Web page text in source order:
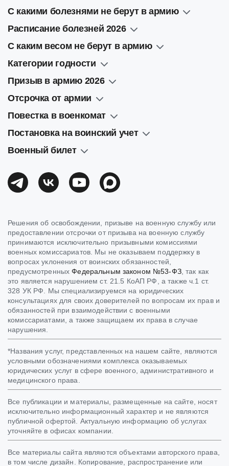
С какими болезнями не берут в армию
Расписание болезней 2026
С каким весом не берут в армию
Категории годности
Призыв в армию 2026
Отсрочка от армии
Повестка в военкомат
Постановка на воинский учет
Военный билет
Решения об освобождении, призыве на военную службу или
предоставлении отсрочки от призыва на военную службу
принимаются исключительно призывными комиссиями
военных комиссариатов. Мы не оказываем поддержку в
вопросах уклонения от воинских обязанностей,
предусмотренныхФедеральным законом №53-ФЗ, так как
это является нарушением ст. 21.5 КоАП РФ, а также ч.1 ст.
328 УК РФ. Мы специализируемся на юридических
консультациях для своих доверителей по вопросам их прав и
обязанностей при взаимодействии с военными
комиссариатами, а также защищаем их права в случае
нарушения.
*Названия услуг, представленных на нашем сайте, являются
условными обозначениями комплекса оказываемых
юридических услуг в сфере военного, административного и
медицинского права.
Все публикации и материалы, размещенные на сайте, носят
исключительно информационный характер и не являются
публичной офертой. Актуальную информацию об услугах
уточняйте в офисах компании.
Все материалы сайта являются объектами авторского права,
в том числе дизайн. Копирование, распространение или